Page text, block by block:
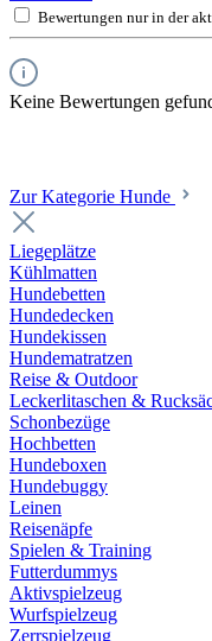
Bewertungen nur in der
Keine Bewertungen
Zur Kategorie Hunde
Liegeplätze
Kühlmatten
Hundebetten
Hundedecken
Hundekissen
Hundematratzen
Reise & Outdoor
Leckerlitaschen &
Schonbezüge
Hochbetten
Hundeboxen
Hundebuggy
Leinen
Reisenäpfe
Spielen & Training
Futterdummys
Aktivspielzeug
Wurfspielzeug
Zerrspielzeug